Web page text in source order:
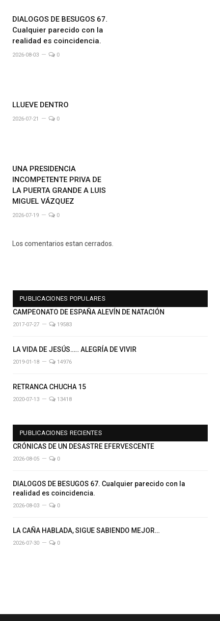
DIALOGOS DE BESUGOS 67.
Cualquier parecido con la
realidad es coincidencia.
2026-08-03 0
LLUEVE DENTRO
2026-07-21 0
UNA PRESIDENCIA
INCOMPETENTE PRIVA DE
LA PUERTA GRANDE A LUIS
MIGUEL VÁZQUEZ
2026-07-19 0
Los comentarios estan cerrados.
PUBLICACIONES POPULARES
CAMPEONATO DE ESPAÑA ALEVÍN DE NATACIÓN
2017-07-27 19583
LA VIDA DE JESÚS….. ALEGRÍA DE VIVIR
2019-01-18 14976
RETRANCA CHUCHA 15
2020-07-13 13418
PUBLICACIONES RECIENTES
CRÓNICAS DE UN DESASTRE EFERVESCENTE
2026-08-05 0
DIALOGOS DE BESUGOS 67. Cualquier parecido con la
realidad es coincidencia.
2026-08-03 0
LA CAÑA HABLADA, SIGUE SABIENDO MEJOR…
2026-07-30 0